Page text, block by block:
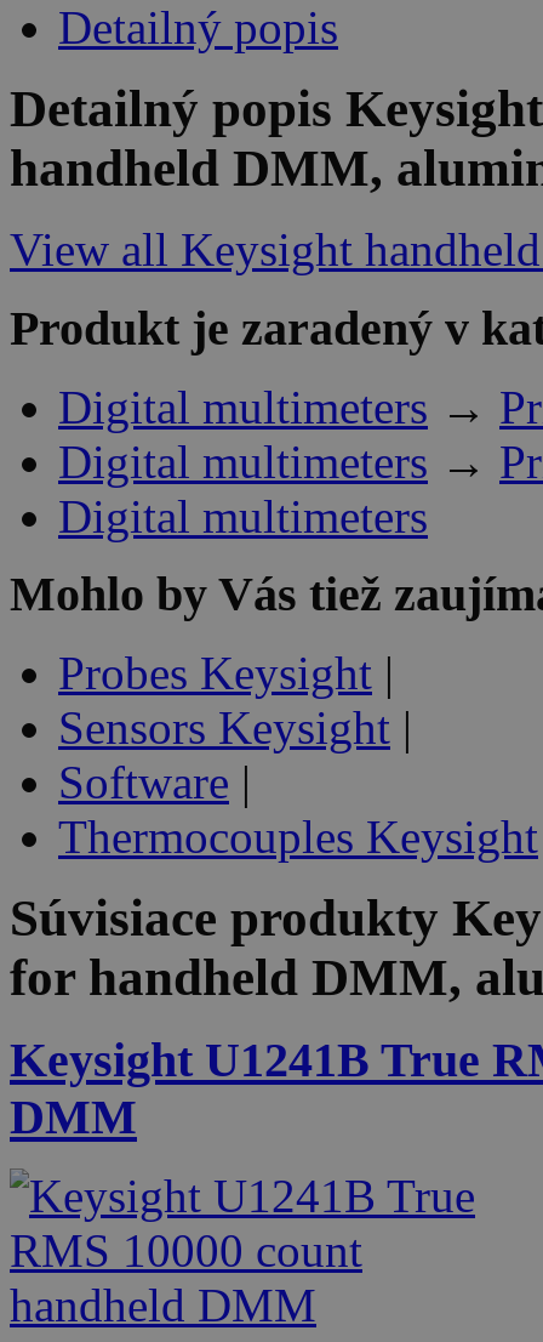
Detailný popis
Detailný popis
handheld DMM,
View all Keysight
Produkt je zaradený v
Digital multimeters →
Digital multimeters →
Digital multimeters
Mohlo by Vás tiež
Probes Keysight |
Sensors Keysight |
Software |
Thermocouples Keysight
Súvisiace produkty
for handheld DMM,
Keysight U1241B True
DMM